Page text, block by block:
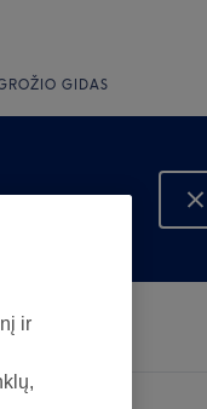
GIDAS
ir